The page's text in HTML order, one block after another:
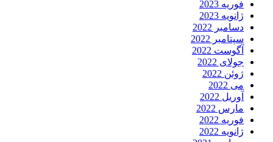
فوریه 2023
ژانویه 2023
دسامبر 2022
سپتامبر 2022
آگوست 2022
جولای 2022
ژوئن 2022
می 2022
آوریل 2022
مارس 2022
فوریه 2022
ژانویه 2022